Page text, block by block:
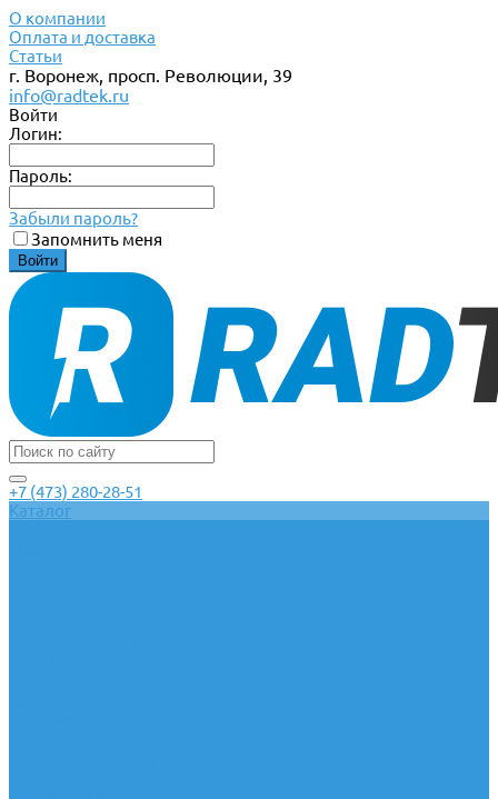
О компании
Оплата и доставка
Статьи
г. Воронеж, просп. Революции, 39
info@radtek.ru
Войти
Логин:
Пароль:
Забыли пароль?
Запомнить меня
+7 (473) 280-28-51
Каталог